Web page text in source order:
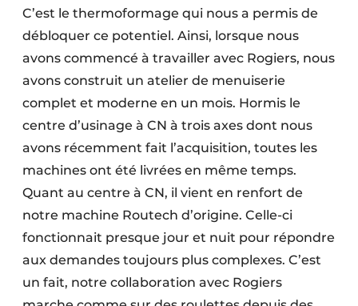
C’est le thermoformage qui nous a permis de
débloquer ce potentiel. Ainsi, lorsque nous
avons commencé à travailler avec Rogiers, nous
avons construit un atelier de menuiserie
complet et moderne en un mois. Hormis le
centre d’usinage à CN à trois axes dont nous
avons récemment fait l’acquisition, toutes les
machines ont été livrées en même temps.
Quant au centre à CN, il vient en renfort de
notre machine Routech d’origine. Celle-ci
fonctionnait presque jour et nuit pour répondre
aux demandes toujours plus complexes. C’est
un fait, notre collaboration avec Rogiers